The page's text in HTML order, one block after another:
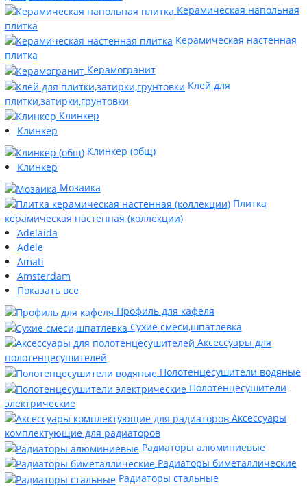
Керамическая напольная
плитка
Керамическая настенная
плитка
Керамогранит
Клей для
плитки,затирки,грунтовки
Клинкер
Клинкер
Клинкер (общ)
Клинкер
Мозаика
Плитка
керамическая настенная (коллекции)
Adelaida
Adele
Amati
Amsterdam
Показать все
Профиль для кафеля
Сухие смеси,шпатлевка
Аксессуары для
полотенцесушителей
Полотенцесушители водяные
Полотенцесушители
электрические
Аксессуары
комплектующие для радиаторов
Радиаторы алюминиевые
Радиаторы биметаллические
Радиаторы стальные